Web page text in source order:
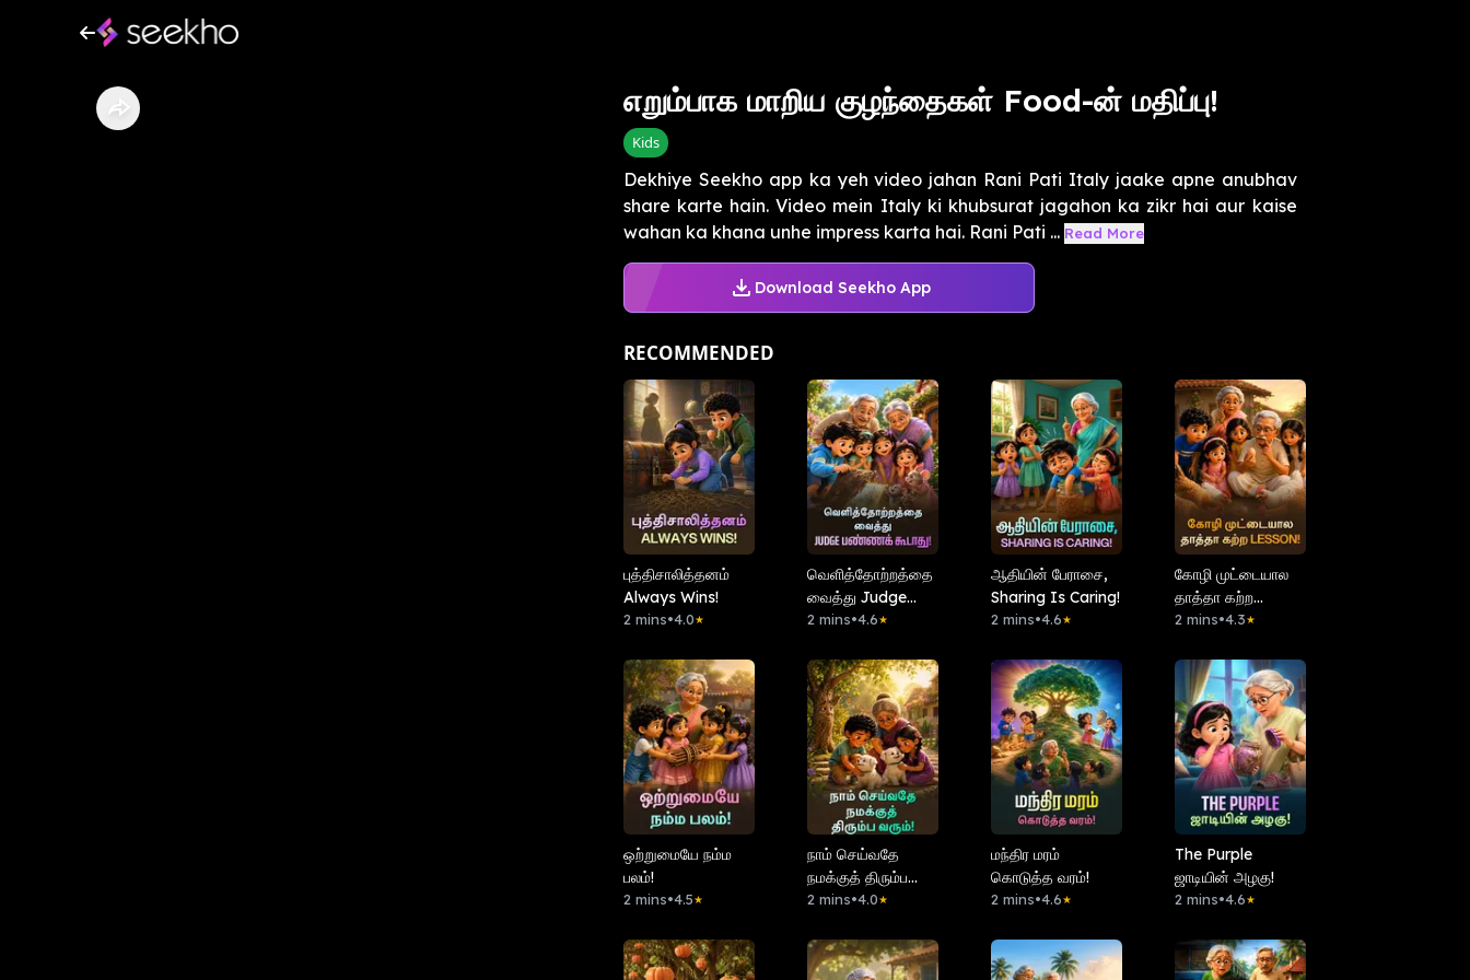
எறும்பாக மாறிய குழந்தைகள் Food-ன் மதிப்பு!
Kids
Dekhiye Seekho app ka yeh video jahan Rani Pati Italy jaake apne anubhav
share karte hain. Video mein Italy ki khubsurat jagahon ka zikr hai aur kaise
wahan ka khana unhe impress karta hai. Rani Pati ... Read More
Download Seekho App
RECOMMENDED
புத்திசாலித்தனம்
Always Wins!
2 mins•4.0★
வெளித்தோற்றத்தை
வைத்து Judge
பண்ணக் கூடாது!
2 mins•4.6★
ஆதியின் பேராசை,
Sharing Is Caring!
2 mins•4.6★
கோழி முட்டையால
தாத்தா கற்ற
Lesson!
2 mins•4.3★
ஒற்றுமையே நம்ம
பலம்!
2 mins•4.5★
நாம் செய்வதே
நமக்குத் திரும்ப
வரும்!
2 mins•4.0★
மந்திர மரம்
கொடுத்த வரம்!
2 mins•4.6★
The Purple
ஜாடியின் அழகு!
2 mins•4.6★